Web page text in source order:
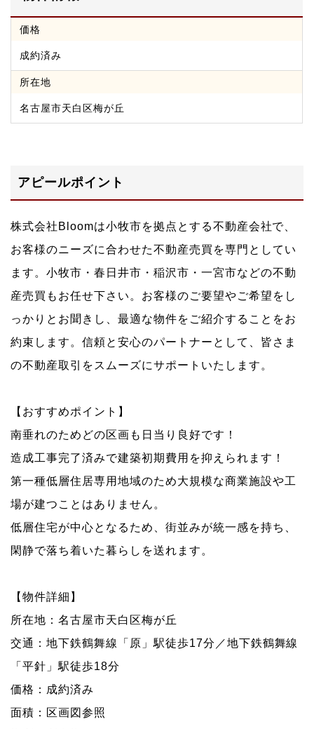
価格
成約済み
所在地
名古屋市天白区梅が丘
アピールポイント
株式会社Bloomは小牧市を拠点とする不動産会社で、
お客様のニーズに合わせた不動産売買を専門としてい
ます。小牧市・春日井市・稲沢市・一宮市などの不動
産売買もお任せ下さい。お客様のご要望やご希望をし
っかりとお聞きし、最適な物件をご紹介することをお
約束します。信頼と安心のパートナーとして、皆さま
の不動産取引をスムーズにサポートいたします。
【おすすめポイント】
南垂れのためどの区画も日当り良好です！
造成工事完了済みで建築初期費用を抑えられます！
第一種低層住居専用地域のため大規模な商業施設や工
場が建つことはありません。
低層住宅が中心となるため、街並みが統一感を持ち、
閑静で落ち着いた暮らしを送れます。
【物件詳細】
所在地：名古屋市天白区梅が丘
交通：地下鉄鶴舞線「原」駅徒歩17分／地下鉄鶴舞線
「平針」駅徒歩18分
価格：成約済み
面積：区画図参照